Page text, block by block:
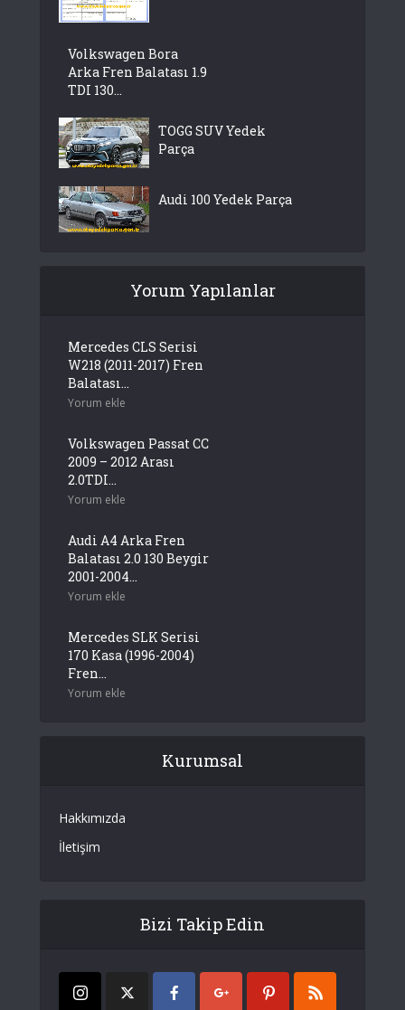
Volkswagen Bora
Arka Fren Balatası 1.9
TDI 130...
TOGG SUV Yedek
Parça
Audi 100 Yedek Parça
Yorum Yapılanlar
Mercedes CLS Serisi
W218 (2011-2017) Fren
Balatası...
Yorum ekle
Volkswagen Passat CC
2009 – 2012 Arası
2.0TDI...
Yorum ekle
Audi A4 Arka Fren
Balatası 2.0 130 Beygir
2001-2004...
Yorum ekle
Mercedes SLK Serisi
170 Kasa (1996-2004)
Fren...
Yorum ekle
Kurumsal
Hakkımızda
İletişim
Bizi Takip Edin